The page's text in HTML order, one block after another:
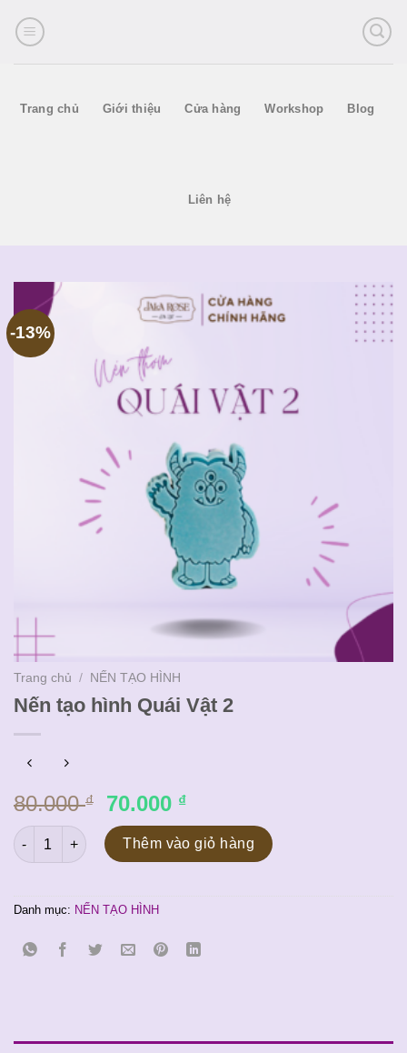
Trang chủ Giới thiệu Cửa hàng Workshop Blog
Liên hệ
-13%
Trang chủ / NẾN TẠO HÌNH
Nến tạo hình Quái Vật 2
80.000₫
Giá
gốc
là:
80.000 ₫.
70.000 ₫Giá
hiện
tại
là:
Nến tạo hình Quái Vật 2 số lượng
Thêm vào giỏ hàng
Danh mục: NẾN TẠO HÌNH